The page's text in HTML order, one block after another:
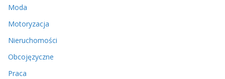
Moda
Motoryzacja
Nieruchomości
Obcojęzyczne
Praca